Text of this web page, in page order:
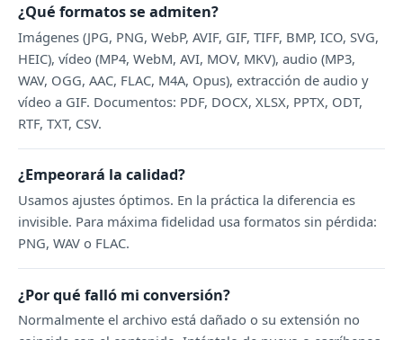
¿Qué formatos se admiten?
Imágenes (JPG, PNG, WebP, AVIF, GIF, TIFF, BMP, ICO, SVG,
HEIC), vídeo (MP4, WebM, AVI, MOV, MKV), audio (MP3,
WAV, OGG, AAC, FLAC, M4A, Opus), extracción de audio y
vídeo a GIF. Documentos: PDF, DOCX, XLSX, PPTX, ODT,
RTF, TXT, CSV.
¿Empeorará la calidad?
Usamos ajustes óptimos. En la práctica la diferencia es
invisible. Para máxima fidelidad usa formatos sin pérdida:
PNG, WAV o FLAC.
¿Por qué falló mi conversión?
Normalmente el archivo está dañado o su extensión no